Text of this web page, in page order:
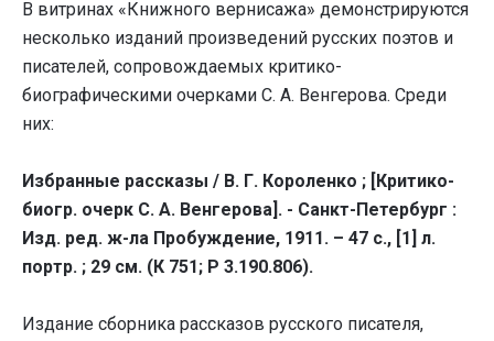
В витринах «Книжного вернисажа» демонстрируются
несколько изданий произведений русских поэтов и
писателей, сопровождаемых критико-
биографическими очерками С. А. Венгерова. Среди
них:
Избранные рассказы / В. Г. Короленко ; [Критико-
биогр. очерк С. А. Венгерова]. - Санкт-Петербург :
Изд. ред. ж-ла Пробуждение, 1911. – 47 с., [1] л.
портр. ; 29 см. (К 751; Р 3.190.806).
Издание сборника рассказов русского писателя,